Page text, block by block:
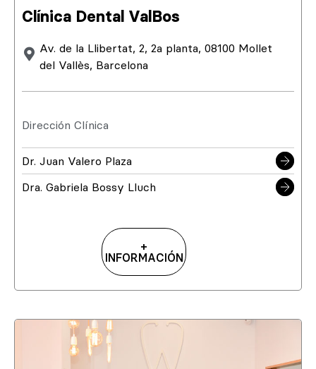
Clínica Dental ValBos
Av. de la Llibertat, 2, 2a planta, 08100 Mollet
del Vallès, Barcelona
Dirección Clínica
Dr. Juan Valero Plaza
Dra. Gabriela Bossy Lluch
+
INFORMACIÓN